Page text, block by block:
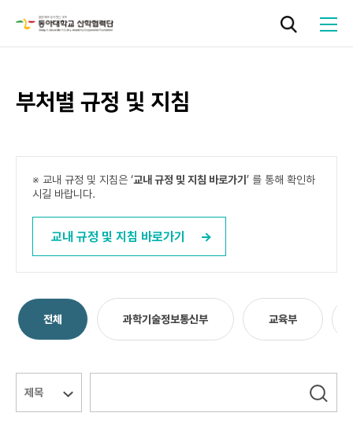
로그인
기술사업화
성과관리
커뮤니티
부처별 규정 및 지침
※ 교내 규정 및 지침은 ‘교내 규정 및 지침 바로가기 ’ 를 통해 확인하
시길 바랍니다.
교내 규정 및 지침 바로가기
전체 과학기술정보통신부 교육부
검색대상
검색어
필수 검색